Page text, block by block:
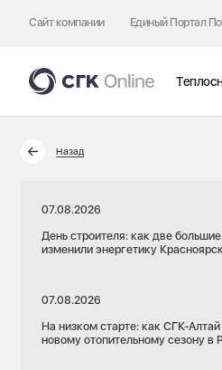
Сайт компании Единый Портал
Назад
07.08.2026
День строителя: как две
изменили энергетику
07.08.2026
На низком старте: как СГК-Алтай
новому отопительному сезону в